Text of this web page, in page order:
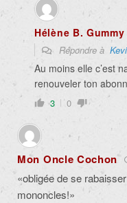
Hélène B.
Répondre à
Au moins elle c’est
renouveler ton
3 0
Mon Oncle Cochon
«obligée de se
mononcles!»